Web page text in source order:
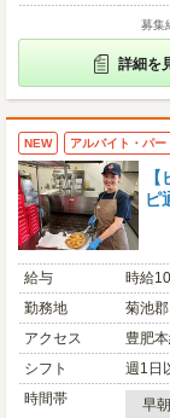
募集
詳細を
NEW アルバイト・パー
ピ
給与
時給
勤務地
菊池郡
アクセス
豊肥
シフト
週1日
時間帯
早朝